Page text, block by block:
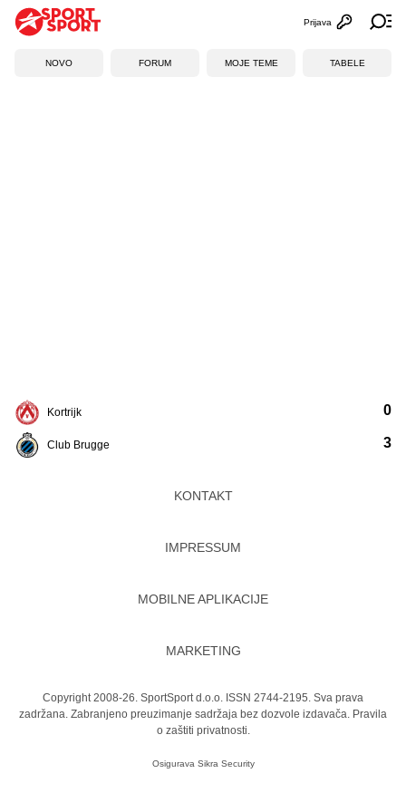
Otvori
Prijava
NOVO FORUM MOJE TEME TABELE
Kortrijk
Club Brugge
0
3
KONTAKT
IMPRESSUM
MOBILNE APLIKACIJE
MARKETING
Copyright 2008-26. SportSport d.o.o. ISSN 2744-2195. Sva prava
zadržana. Zabranjeno preuzimanje sadržaja bez dozvole izdavača. Pravila
o zaštiti privatnosti.
Osigurava Sikra Security